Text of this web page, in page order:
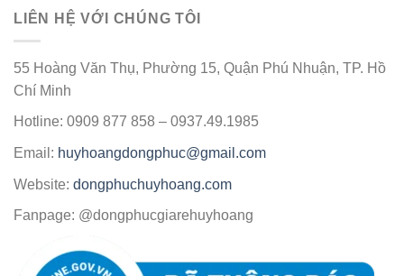
LIÊN HỆ VỚI CHÚNG TÔI
55 Hoàng Văn Thụ, Phường 15, Quận Phú Nhuận, TP. Hồ
Chí Minh
Hotline: 0909 877 858 – 0937.49.1985
Email: huyhoangdongphuc@gmail.com
Website: dongphuchuyhoang.com
Fanpage: @dongphucgiarehuyhoang